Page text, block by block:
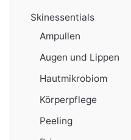
Skinessentials
Ampullen
Augen und Lippen
Hautmikrobiom
Körperpflege
Peeling